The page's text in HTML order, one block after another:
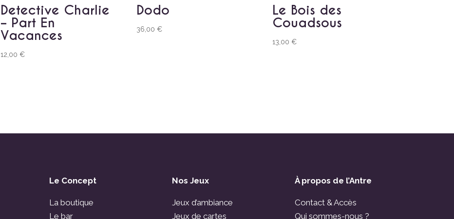
Detective Charlie
– Part En
Vacances
12,00€
Dodo
36,00€
Le Bois des
Couadsous
13,00€
Le Concept
La boutique
Le bar
Nos Jeux
Jeux d’ambiance
Jeux de cartes
À propos de l’Antre
Contact & Accès
Qui sommes-nous ?